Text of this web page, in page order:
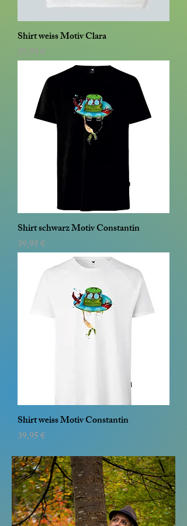
Shirt weiss Motiv Clara
Preis
39,95 €
Shirt schwarz Motiv Constantin
Preis
39,95 €
Shirt weiss Motiv Constantin
Preis
39,95 €